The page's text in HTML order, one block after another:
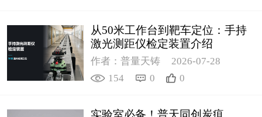
从50米工作台到靶车定位：手持
激光测距仪检定装置介绍
作者：普量天铸
2026-07-28
154
0 0